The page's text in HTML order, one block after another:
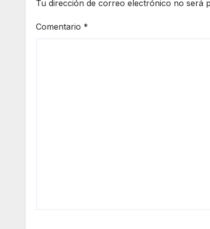
Tu dirección de correo electrónico no será
Comentario *